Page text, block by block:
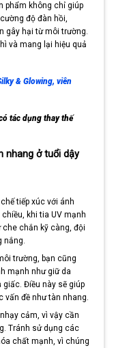
phẩm không chỉ giúp
độ đàn hồi,
gây hại từ môi trường.
và mang lại hiệu quả
& Glowing, viên
tác dụng thay thế
nhang ở tuổi dậy
tiếp xúc với ánh
khi tia UV mạnh
che chắn kỹ càng, đội
trường, bạn cũng
mạnh như giữ da
Điều này sẽ giúp
đề như tàn nhang.
cảm, vì vậy cần
Tránh sử dụng các
chất mạnh, vì chúng